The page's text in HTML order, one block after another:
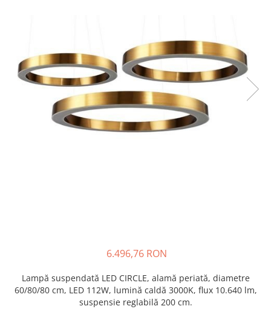
6.496,76 RON
Lampă suspendată LED CIRCLE, alamă periată, diametre
60/80/80 cm, LED 112W, lumină caldă 3000K, flux 10.640 lm,
suspensie reglabilă 200 cm.